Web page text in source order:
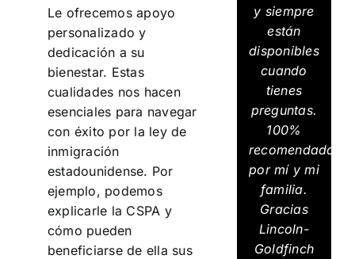
Le ofrecemos apoyo
personalizado y
dedicación a su
bienestar. Estas
cualidades nos hacen
esenciales para navegar
con éxito por la ley de
inmigración
estadounidense. Por
ejemplo, podemos
explicarle la CSPA y
cómo pueden
beneficiarse de ella sus
y siempre
están
disponibles
cuando
tienes
preguntas.
100%
recomendados
por mí y mi
familia.
Gracias
Lincoln-
Goldfinch